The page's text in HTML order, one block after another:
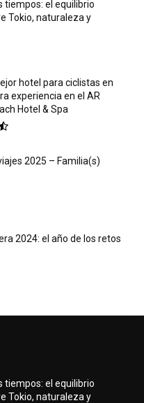
tiempos: el equilibrio
Tokio, naturaleza y
hotel para ciclistas en
experiencia en el AR
Hotel & Spa
2025 – Familia(s)
2024: el año de los retos
tiempos: el equilibrio
Tokio, naturaleza y